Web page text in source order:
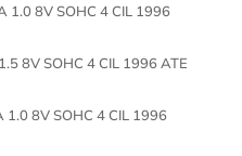
1.0 8V SOHC 4 CIL 1996
8V SOHC 4 CIL 1996 ATE
1.0 8V SOHC 4 CIL 1996